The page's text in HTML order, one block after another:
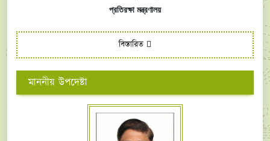
প্রতিরক্ষা মন্ত্রণালয়
বিস্তারিত
মাননীয় উপদেষ্টা